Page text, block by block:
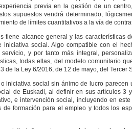
previa en la gestión de un
supuestos vendrá determinado,
de límites cuantitativos a la vía de
tiene alcance general y las
social. Algo compatible con el
y por tanto más integral,
todas ellas, del modelo comunitario
la Ley 6/2016, de 12 de mayo, del Tercer
iniciativa social sin ánimo de lucro
de Euskadi, al definir en sus artículos
e intervención social, incluyendo en
formación para el empleo y todos los